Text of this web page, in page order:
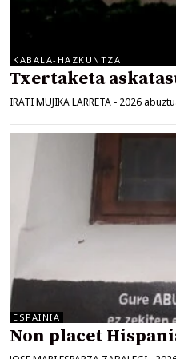
KABALA-HAZKUNTZA
Txertaketa
IRATI MUJIKA LARRETA - 2026
ESPAINIA
Non placet